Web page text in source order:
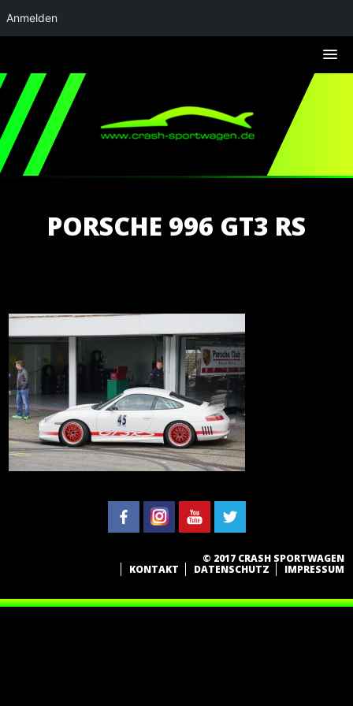
PORSCHE 996 GT3 RS
© 2017 CRASH SPORTWAGEN
KONTAKT
DATENSCHUTZ IMPRESSUM
Anmelden